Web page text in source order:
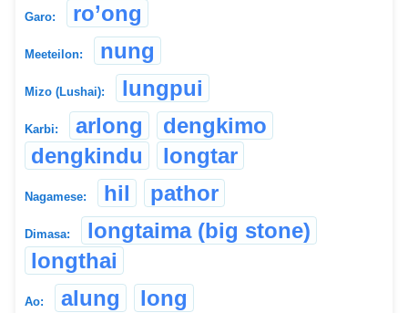
Garo: ro’ong
Meeteilon: nung
Mizo (Lushai): lungpui
Karbi: arlong
dengkimo
dengkindu
longtar
Nagamese: hil pathor
Dimasa:
longtaima (big stone)
longthai
Ao: alung long